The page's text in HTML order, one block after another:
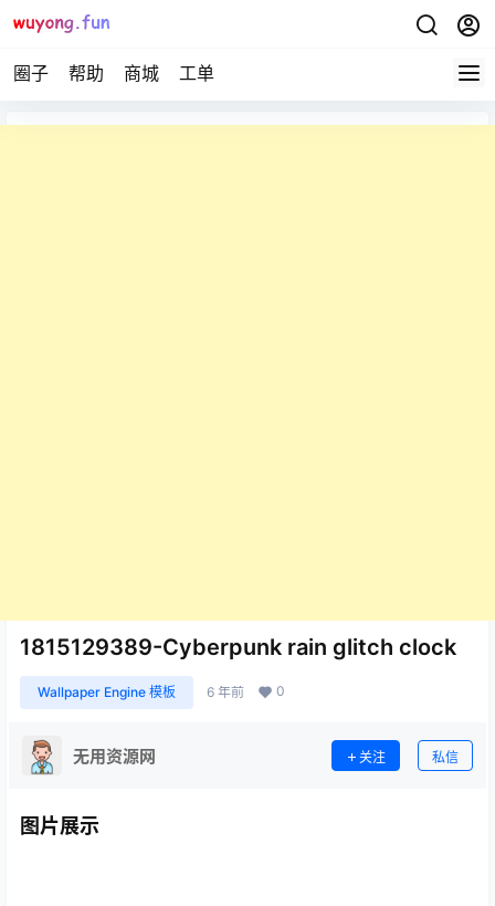
圈子 帮助 商城 工单
1815129389-Cyberpunk rain glitch clock
Wallpaper Engine 模板 6 年前 0
无用资源网 关注 私信
图片展示